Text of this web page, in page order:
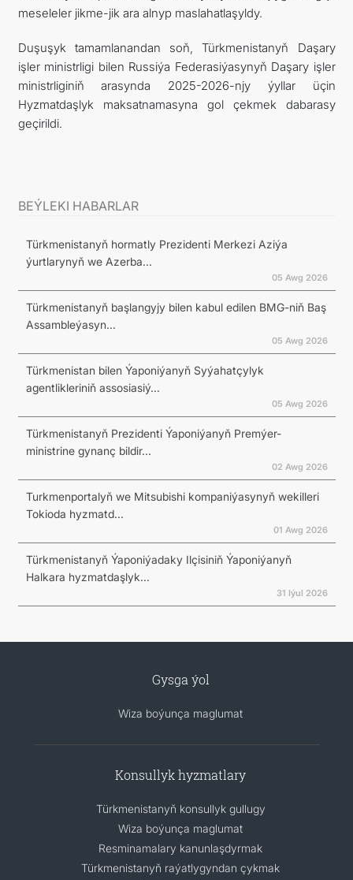
meseleler jikme-jik ara alnyp maslahatlaşyldy.
Duşuşyk tamamlanandan soň, Türkmenistanyň Daşary
işler ministrligi bilen Russiýa Federasiýasynyň Daşary işler
ministrliginiň arasynda 2025-2026-njy ýyllar üçin
Hyzmatdaşlyk maksatnamasyna gol çekmek dabarasy
geçirildi.
BEÝLEKI HABARLAR
Türkmenistanyň hormatly Prezidenti Merkezi Aziýa
ýurtlarynyň we Azerba...
05 Awg 2026
Türkmenistanyň başlangyjy bilen kabul edilen BMG-niň Baş
Assambleýasyn...
05 Awg 2026
Türkmenistan bilen Ýaponiýanyň Syýahatçylyk
agentlikleriniň assosiasiý...
05 Awg 2026
Türkmenistanyň Prezidenti Ýaponiýanyň Premýer-
ministrine gynanç bildir...
02 Awg 2026
Turkmenportalyň we Mitsubishi kompaniýasynyň wekilleri
Tokioda hyzmatd...
01 Awg 2026
Türkmenistanyň Ýaponiýadaky Ilçisiniň Ýaponiýanyň
Halkara hyzmatdaşlyk...
31 Iýul 2026
Gysga ýol
Wiza boýunça maglumat
Konsullyk hyzmatlary
Türkmenistanyň konsullyk gullugy
Wiza boýunça maglumat
Resminamalary kanunlaşdyrmak
Türkmenistanyň raýatlygyndan çykmak